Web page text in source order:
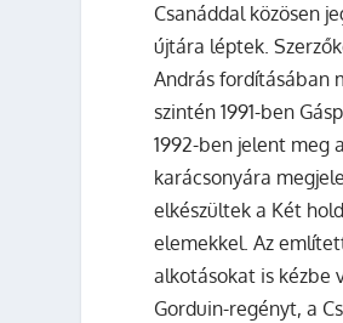
Csanáddal közösen
újtára léptek.
András fordításában
szintén 1991-ben
1992-ben jelent meg
karácsonyára
elkészültek a Két hold
elemekkel. Az
alkotásokat is kézbe
Gorduin-regényt, a